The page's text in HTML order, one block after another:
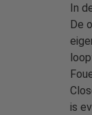
In
De
is